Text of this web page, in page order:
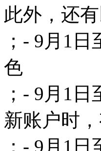
此外，还
；- 9月1
色
；- 9月1
新账户时
；- 9月1